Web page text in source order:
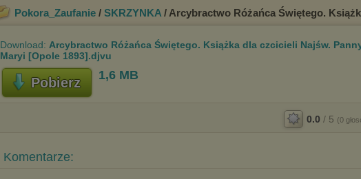
Pokora_Zaufanie / SKRZYNKA / Arcybractwo Różańca Świętego.
Download: Arcybractwo Różańca Świętego. Książka dla czcicieli Najśw.
Maryi [Opole 1893].djvu
Pobierz 1,6 MB
0.0 / 5 (0
Komentarze: